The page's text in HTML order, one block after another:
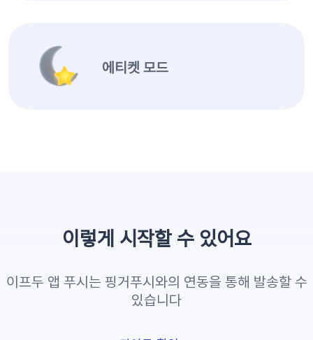
에티켓 모드
이렇게 시작할 수 있어요
이프두 앱 푸시는 핑거푸시와의 연동을 통해 발송할 수
있습니다